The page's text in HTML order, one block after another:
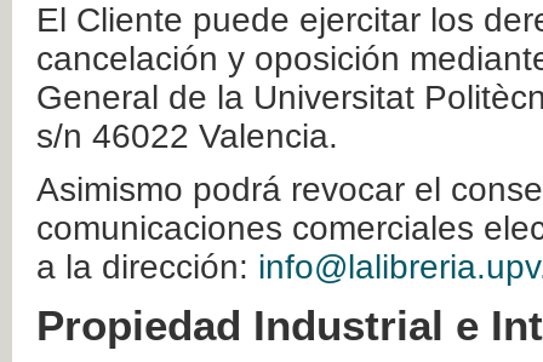
El Cliente puede ejercitar los
cancelación y oposición
General de la Universitat
s/n 46022 Valencia.
Asimismo podrá revocar el
comunicaciones comerciales
a la dirección:
Propiedad Industrial e